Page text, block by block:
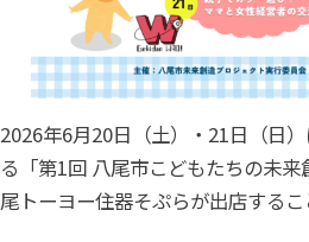
2026年6月20日（土）・21日（日
る「第1回 八尾市こどもたちの未
尾トーヨー住器そぷらが出店するこ